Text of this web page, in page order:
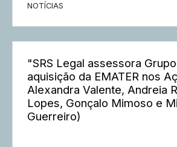
NOTÍCIAS
"SRS Legal assessora
aquisição da EMATER nos
Alexandra Valente, Andreia
Lopes, Gonçalo Mimoso e
Guerreiro)